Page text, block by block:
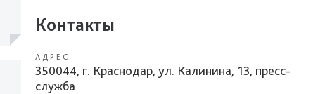
Контакты
АДРЕС
350044, г. Краснодар, ул. Калинина, 13, пресс-
служба